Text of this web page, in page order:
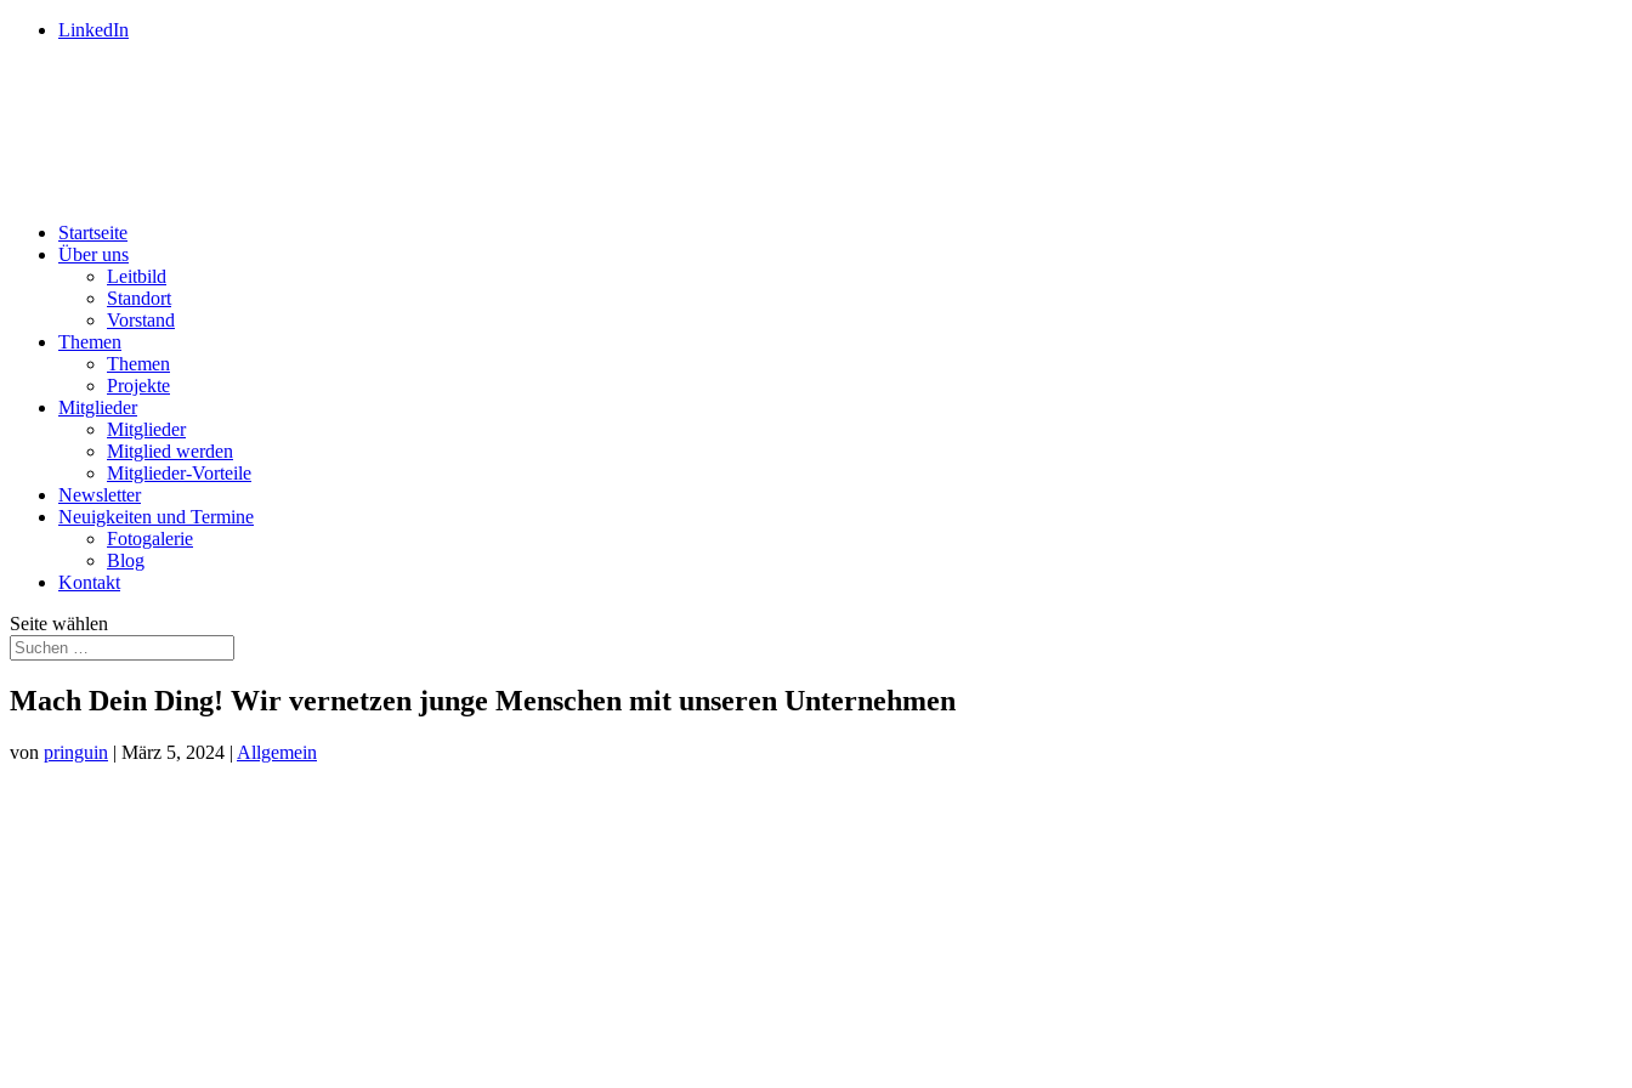
LinkedIn
Startseite
Über uns
Leitbild
Standort
Vorstand
Themen
Themen
Projekte
Mitglieder
Mitglieder
Mitglied werden
Mitglieder-Vorteile
Newsletter
Neuigkeiten und Termine
Fotogalerie
Blog
Kontakt
Seite wählen
Mach Dein Ding! Wir vernetzen junge Menschen mit unseren Unternehmen
von pringuin | März 5, 2024 | Allgemein